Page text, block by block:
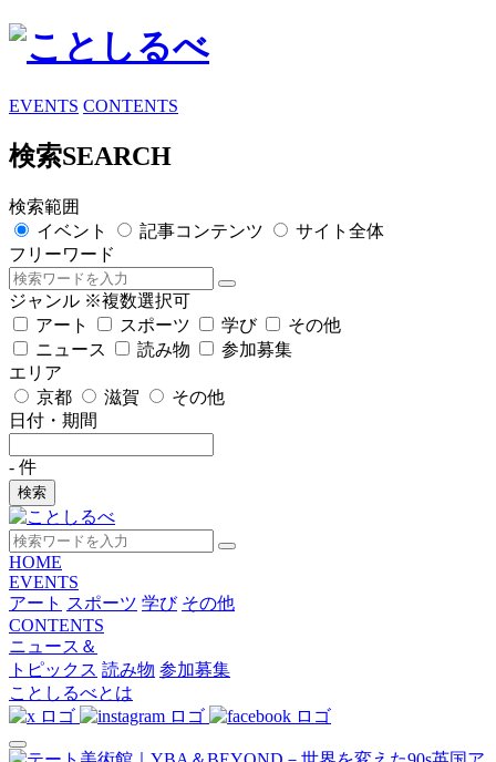
EVENTS CONTENTS
検索SEARCH
検索範囲
イベント
記事コンテンツ
サイト全体
フリーワード
ジャンル ※複数選択可
アート
スポーツ 学び
その他
ニュース
読み物
参加募集
エリア
京都
滋賀
その他
日付・期間
- 件
検索
HOME
EVENTS
アート スポーツ 学び その他
CONTENTS
ニュース＆
トピックス 読み物 参加募集
ことしるべとは